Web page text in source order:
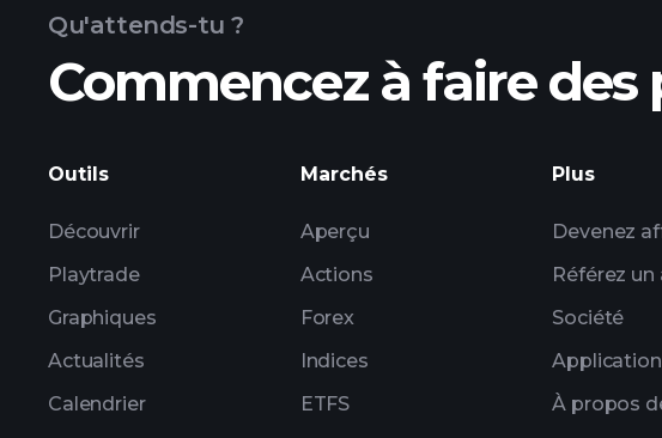
Qu'attends-tu ?
Commencez à faire
Outils
Découvrir
Playtrade
Graphiques
Actualités
Calendrier
Marchés
Aperçu
Actions
Forex
Indices
ETFS
Plus
Devenez
Référez un
Société
À propos